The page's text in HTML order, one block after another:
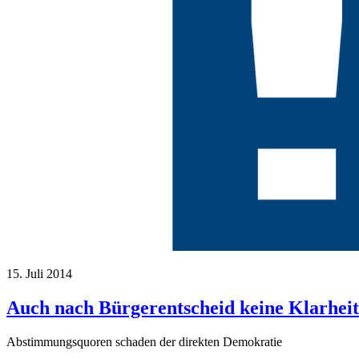
15. Juli 2014
Auch nach Bürgerentscheid keine
Abstimmungsquoren schaden der direkten Demokratie